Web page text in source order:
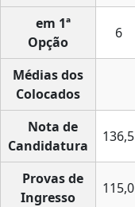
em 1ª
Opção
6
Médias dos
Colocados
Nota de
Candidatura
136,5
Provas de
Ingresso
115,0